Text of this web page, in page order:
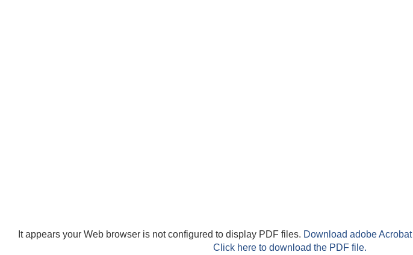
It appears your Web browser is not configured to display PDF files. Download adobe Acrobat
Click here to download the PDF file.